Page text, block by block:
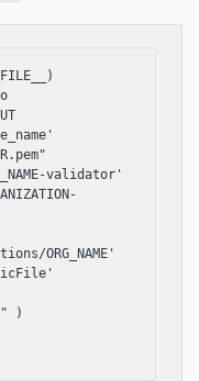
validator'
ORG_NAME'
)